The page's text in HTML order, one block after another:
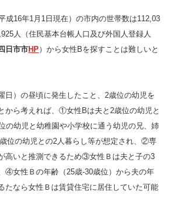
成16年1月1日現在）の市内の世帯数は112,03
人（住民基本台帳人口及び外国人登録人
四日市市HP）から女性Bを探すことは難しいと
日）の昼頃に発生したこと、2歳位の幼児を
から考えれば、①女性Bは夫と2歳位の幼児と
の幼児と幼稚園や小学校に通う幼児の兄、姉
位の幼児との2人暮らし等が想定され、②専
高いと推測できるため③女性Ｂは夫と子の3
④女性Ｂの年齢（25歳-30歳位）から夫の年
たなら女性Ｂは賃貸住宅に居住していた可能